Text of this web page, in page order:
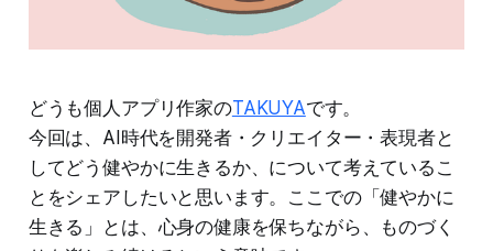
どうも個人アプリ作家のTAKUYAです。
今回は、AI時代を開発者・クリエイター・表現者と
してどう健やかに生きるか、について考えているこ
とをシェアしたいと思います。ここでの「健やかに
生きる」とは、心身の健康を保ちながら、ものづく